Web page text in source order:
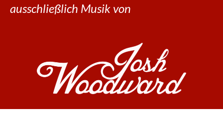
ausschließlich Musik von